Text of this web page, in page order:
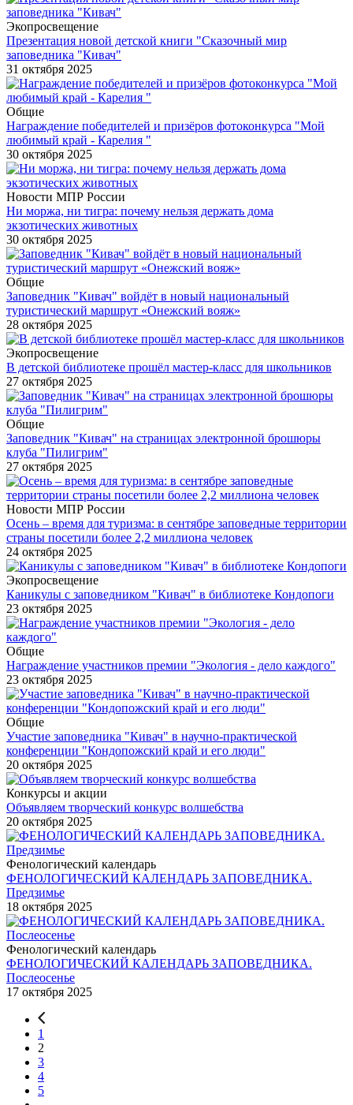
Экопросвещение
Презентация новой детской книги "Сказочный мир
заповедника "Кивач"
31 октября 2025
Общие
Награждение победителей и призёров фотоконкурса "Мой
любимый край - Карелия "
30 октября 2025
Новости МПР России
Ни моржа, ни тигра: почему нельзя держать дома
экзотических животных
30 октября 2025
Общие
Заповедник "Кивач" войдёт в новый национальный
туристический маршрут «Онежский вояж»
28 октября 2025
Экопросвещение
В детской библиотеке прошёл мастер-класс для школьников
27 октября 2025
Общие
Заповедник "Кивач" на страницах электронной брошюры
клуба "Пилигрим"
27 октября 2025
Новости МПР России
Осень – время для туризма: в сентябре заповедные территории
страны посетили более 2,2 миллиона человек
24 октября 2025
Экопросвещение
Каникулы с заповедником "Кивач" в библиотеке Кондопоги
23 октября 2025
Общие
Награждение участников премии "Экология - дело каждого"
23 октября 2025
Общие
Участие заповедника "Кивач" в научно-практической
конференции "Кондопожский край и его люди"
20 октября 2025
Конкурсы и акции
Объявляем творческий конкурс волшебства
20 октября 2025
Фенологический календарь
ФЕНОЛОГИЧЕСКИЙ КАЛЕНДАРЬ ЗАПОВЕДНИКА.
Предзимье
18 октября 2025
Фенологический календарь
ФЕНОЛОГИЧЕСКИЙ КАЛЕНДАРЬ ЗАПОВЕДНИКА.
Послеосенье
17 октября 2025
1
2
3
4
5